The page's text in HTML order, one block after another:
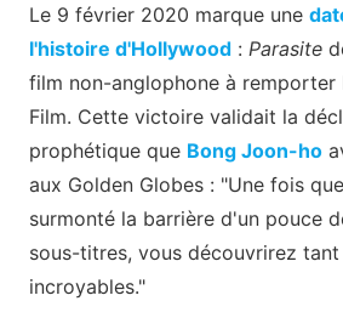
Le 9 février 2020 marque une
l'histoire d'Hollywood : Parasite
film non-anglophone à remporter
Film. Cette victoire validait la
prophétique que Bong Joon-ho
aux Golden Globes : "Une fois
surmonté la barrière d'un pouce
sous-titres, vous découvrirez
incroyables."